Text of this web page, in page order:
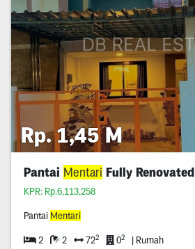
Rp. 1,45 M
Pantai Mentari Fully Renovated
KPR: Rp.6,113,258
Pantai Mentari
2 2 722 02 | Rumah